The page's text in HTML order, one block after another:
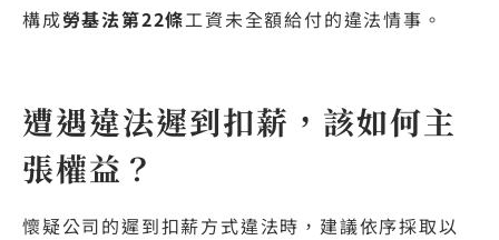
構成勞基法第22條工資未全額給付的違法情事。
遭遇違法遲到扣薪，該如何主
張權益？
懷疑公司的遲到扣薪方式違法時，建議依序採取以